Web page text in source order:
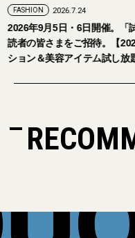
試着フェス®︎」に
年秋冬ファッ
題】
【おし
ピジ」
にオー